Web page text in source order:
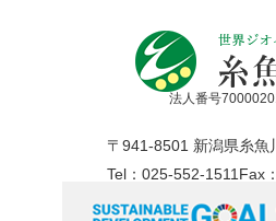
法人番号
〒941-8501 新潟県糸魚
Tel：025-552-1511 Fax